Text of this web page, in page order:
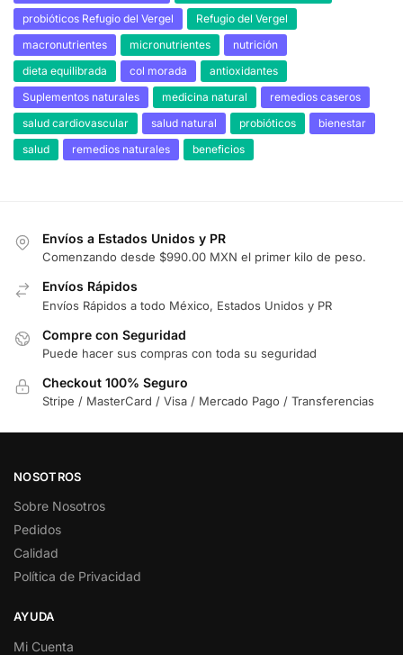
probióticos Refugio del Vergel
Refugio del Vergel
macronutrientes
micronutrientes
nutrición
dieta equilibrada
col morada
antioxidantes
Suplementos naturales
medicina natural
remedios caseros
salud cardiovascular
salud natural probióticos
bienestar
salud
remedios naturales beneficios
Envíos a Estados Unidos y PR
Comenzando desde $990.00 MXN el primer kilo de peso.
Envíos Rápidos
Envíos Rápidos a todo México, Estados Unidos y PR
Compre con Seguridad
Puede hacer sus compras con toda su seguridad
Checkout 100% Seguro
Stripe / MasterCard / Visa / Mercado Pago / Transferencias
NOSOTROS
Sobre Nosotros
Pedidos
Calidad
Política de Privacidad
AYUDA
Mi Cuenta